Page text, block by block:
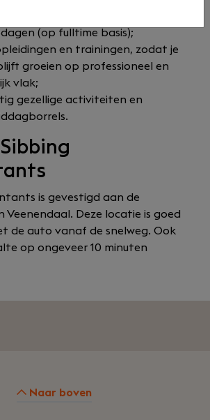
keuzebudget) en 30
(op fulltime basis);
en trainingen, zodat je
groeien op professioneel en
vlak;
gezellige activiteiten en
is gevestigd aan de
Veenendaal. Deze locatie is goed
de auto vanaf de snelweg. Ook
op ongeveer 10 minuten
Naar boven